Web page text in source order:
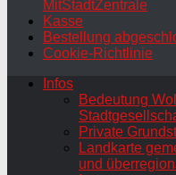
MitStadtZentrale
Kasse
Bestellung
Cookie-Richtlinie
Infos
Bedeutung
Private
Landkarte
und